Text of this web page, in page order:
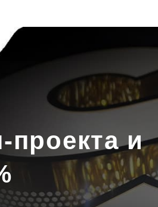
проекта и